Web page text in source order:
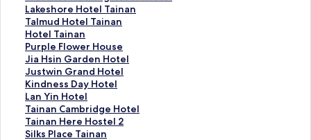
o
t
e
l
的
連
結
T
a
i
n
a
n
A
n
p
i
n
k
i
n
n
S
e
l
e
c
t
T
e
n
a
P
l
a
z
a
H
o
t
i
k
o
o
h
o
m
e
的
連
結
u
s
a
n
t
o
H
u
c
h
i
Lakeshore Hotel Tainan
L
a
k
e
s
h
o
r
e
H
o
Talmud Hotel Tainan
T
a
l
m
u
d
H
o
t
e
Hotel Tainan
H
o
t
e
l
T
a
i
n
Purple Flower House
P
u
r
p
l
e
F
l
Jia Hsin Garden Hotel
J
i
a
H
s
i
n
Justwin Grand Hotel
J
u
s
t
w
i
Kindness Day Hotel
K
i
n
d
n
Lan Yin Hotel
L
a
n
Y
Tainan Cambridge Hotel
T
a
i
Tainan Here Hostel 2
T
a
Silks Place Tainan
S